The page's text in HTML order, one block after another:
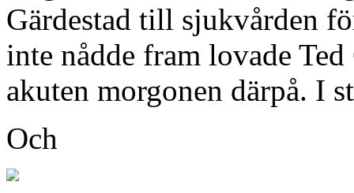
Gärdestad till sjukvården
inte nådde fram lovade
akuten morgonen därpå. I
Och